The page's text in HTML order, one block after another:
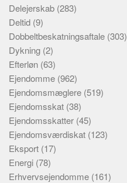
Delejerskab (283)
Deltid (9)
Dobbeltbeskatningsaftale (303)
Dykning (2)
Efterløn (63)
Ejendomme (962)
Ejendomsmæglere (519)
Ejendomsskat (38)
Ejendomsskatter (45)
Ejendomsværdiskat (123)
Eksport (17)
Energi (78)
Erhvervsejendomme (161)